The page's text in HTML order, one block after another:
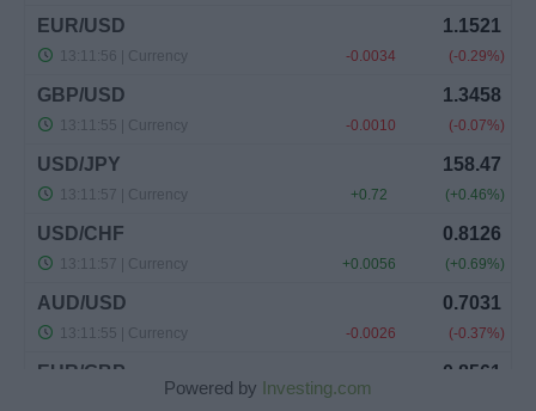
Powered by Investing.com